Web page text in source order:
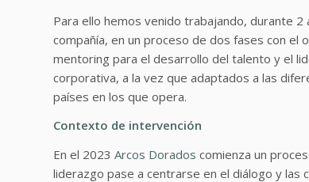
Para ello hemos venido trabajando, durante
compañía, en un proceso de dos fases con
mentoring para el desarrollo del talento y el
corporativa, a la vez que adaptados a las
países en los que opera.
Contexto de intervención
En el 2023 Arcos Dorados comienza un
liderazgo pase a centrarse en el diálogo y las